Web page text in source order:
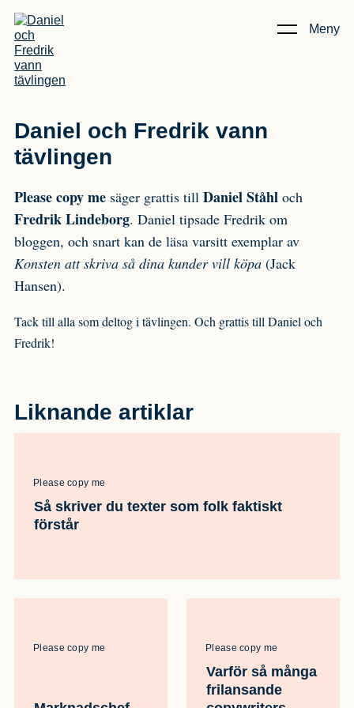
Meny
Kunskap & Artiklar
Daniel och Fredrik vann
tävlingen
Please copy me säger grattis till Daniel Ståhl och
Fredrik Lindeborg. Daniel tipsade Fredrik om
bloggen, och snart kan de läsa varsitt exemplar av
Konsten att skriva så dina kunder vill köpa (Jack
Hansen).
Tack till alla som deltog i tävlingen. Och grattis till Daniel och
Fredrik!
Liknande artiklar
Please copy me
Så skriver du texter som folk faktiskt
förstår
Please copy me Please copy me
Varför så många
frilansande